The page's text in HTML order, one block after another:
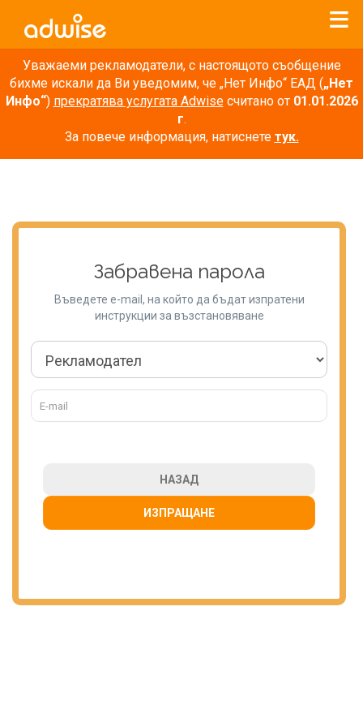
Уважаеми рекламодатели, с настоящото съобщение
бихме искали да Ви уведомим, че „Нет Инфо“ ЕАД („Нет
Инфо“) прекратява услугата Adwiseсчитано от 01.01.2026
г.
За повече информация, натиснете тук.
Забравена парола
Въведете e-mail, на който да бъдат изпратени
инструкции за възстановяване
НАЗАД
ИЗПРАЩАНЕ